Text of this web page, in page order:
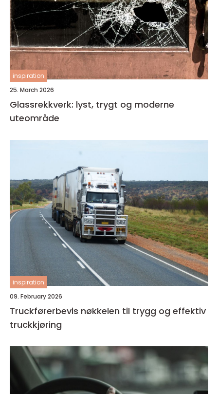
inspiration
25. March 2026
Glassrekkverk: lyst, trygt og moderne
uteområde
inspiration
09. February 2026
Truckførerbevis nøkkelen til trygg og effektiv
truckkjøring